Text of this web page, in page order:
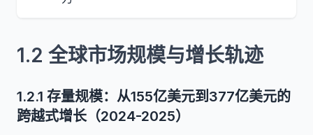
1.2 全球市场规模与增长轨迹
1.2.1 存量规模：从155亿美元到377亿美元的
跨越式增长（2024-2025）